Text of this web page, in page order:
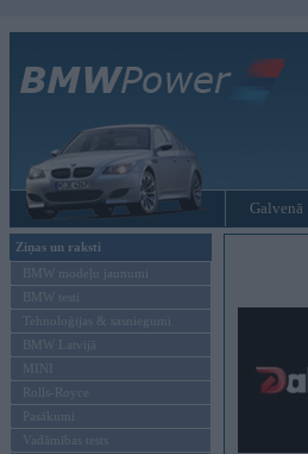
Galvenā
Ziņas un raksti
BMW modeļu jaunumi
BMW testi
Tehnoloģijas & sasniegumi
BMW Latvijā
MINI
Rolls-Royce
Pasākumi
Vadāmības tests